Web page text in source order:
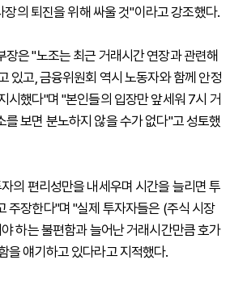
장의 퇴진을 위해 싸울 것"이라고 강조했다.
장은 "노조는 최근 거래시간 연장과 관련해
있고, 금융위원회 역시 노동자와 함께 안정
시했다"며 "본인들의 입장만 앞세워 7시 거
를 보면 분노하지 않을 수가 없다"고 성토했
의 편리성만을 내세우며 시간을 늘리면 투
주장한다"며 "실제 투자자들은 (주식 시장
하는 불편함과 늘어난 거래시간만큼 호가
을 얘기하고 있다라고 지적했다.